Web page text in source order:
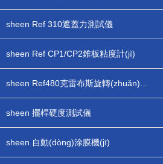
sheen Ref 310遮蓋力測試儀
sheen Ref CP1/CP2錐板粘度計(jì)
sheen 擺桿硬度測試儀
sheen 自動(dòng)涂膜機(jī)